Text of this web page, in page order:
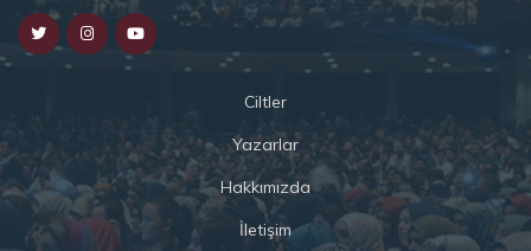
Ciltler
Yazarlar
Hakkımızda
İletişim